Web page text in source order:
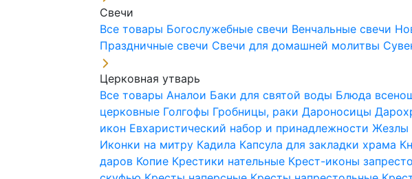
Свечи
Все товары Богослужебные свечи Венчальные свечи
Праздничные свечи Свечи для домашней молитвы
Церковная утварь
Все товарыАналои Баки для святой воды Блюда
церковные Голгофы Гробницы, ракиДароносицы
икон Евхаристический набор и принадлежности
Иконки на митру Кадила Капсула для закладки храма
даров Копие Крестики нательные Крест-иконы